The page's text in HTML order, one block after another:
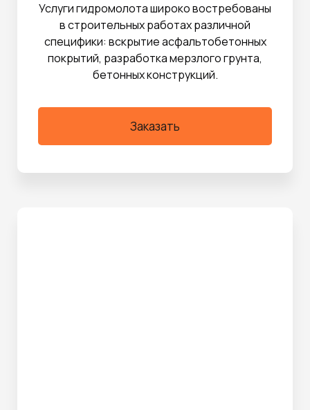
Услуги гидромолота широко востребованы
в строительных работах различной
специфики: вскрытие асфальтобетонных
покрытий, разработка мерзлого грунта,
бетонных конструкций.
Заказать